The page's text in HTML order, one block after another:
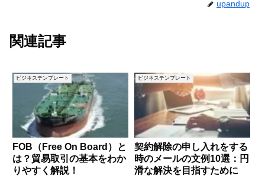
upandup
関連記事
ビジネステンプレート
FOB（Free On Board）と
は？貿易取引の基本をわか
りやすく解説！
ビジネステンプレート
契約解除の申し入れをする
時のメールの文例10選：円
滑な解決を目指すために